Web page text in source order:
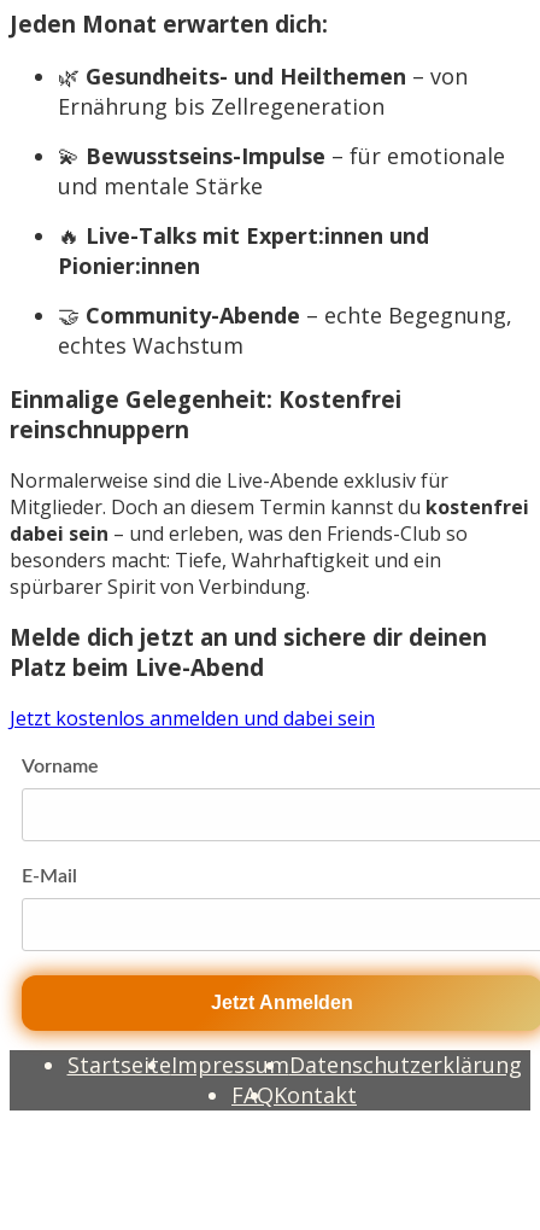
Jeden Monat erwarten dich:
🌿 Gesundheits- und Heilthemen – von
Ernährung bis Zellregeneration
💫 Bewusstseins-Impulse – für emotionale
und mentale Stärke
🔥 Live-Talks mit Expert:innen und
Pionier:innen
🤝 Community-Abende – echte Begegnung,
echtes Wachstum
Einmalige Gelegenheit: Kostenfrei
reinschnuppern
Normalerweise sind die Live-Abende exklusiv für
Mitglieder. Doch an diesem Termin kannst du kostenfrei
dabei sein – und erleben, was den Friends-Club so
besonders macht: Tiefe, Wahrhaftigkeit und ein
spürbarer Spirit von Verbindung.
Melde dich jetzt an und sichere dir deinen
Platz beim Live-Abend
Jetzt kostenlos anmelden und dabei sein
Vorname
E-Mail
Jetzt Anmelden
StartseiteImpressumDatenschutzerklärung
FAQKontakt